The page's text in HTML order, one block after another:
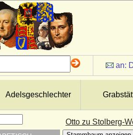
an:
Adelsgeschlechter
Otto zu Stolberg-
zu
Bassenheim,
Lüderitz